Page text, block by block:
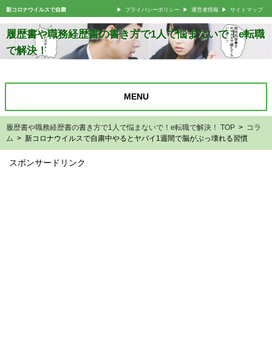
新コロナウイルスで自粛 プライバシーポリシー 運営者情報 サイトマップ
履歴書や職務経歴書の書き方で1人で悩まないで！e転職
で解決！
MENU
履歴書や職務経歴書の書き方で1人で悩まないで！e転職で解決！ TOP >
コラ
ム > 新コロナウイルスで自粛中やるとヤバイ1週間で脳がぶっ壊れる習慣
スポンサードリンク